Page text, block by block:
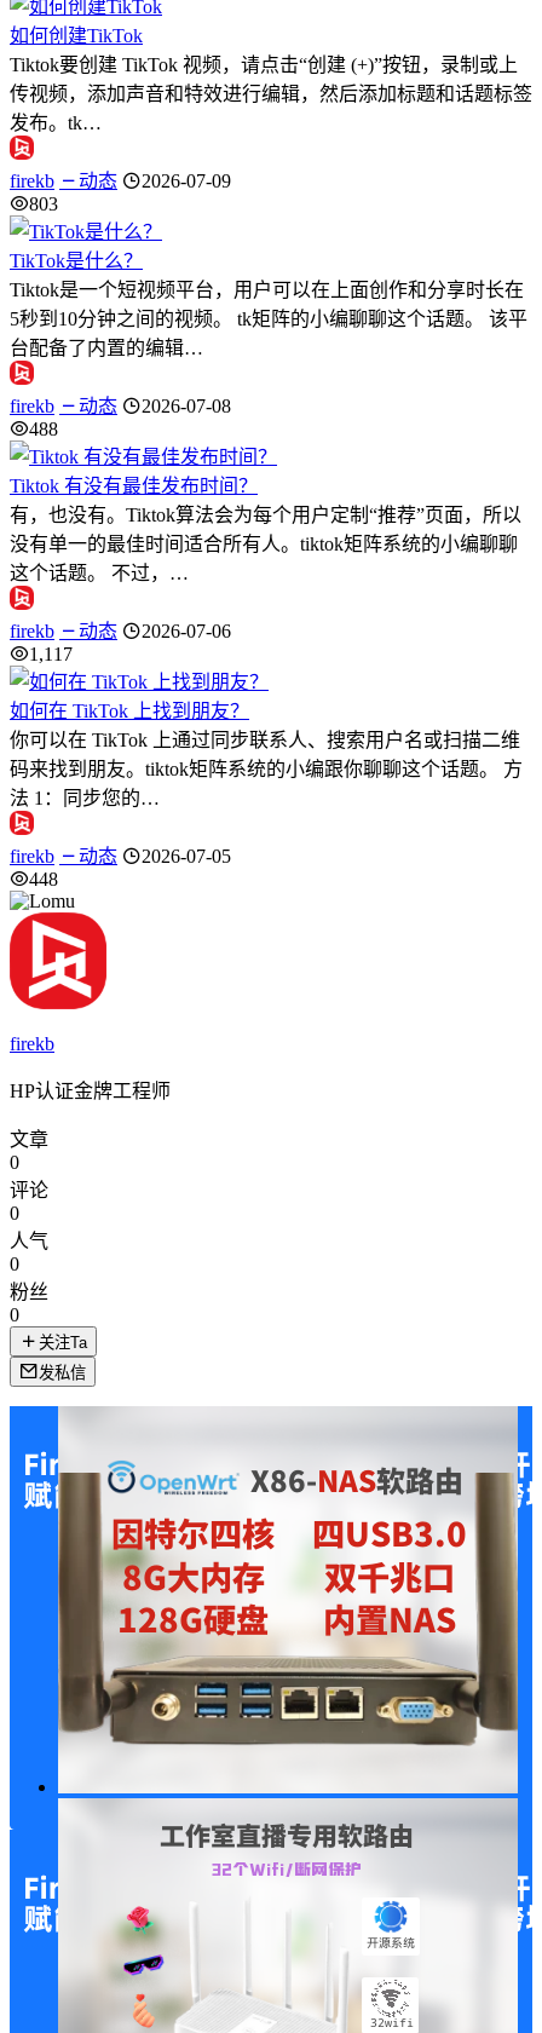
如何创建TikTok
Tiktok要创建 TikTok 视频，请点击“创建 (+)”按钮，录制或上
传视频，添加声音和特效进行编辑，然后添加标题和话题标签
发布。tk…
firekb 动态
2026-07-09
803
TikTok是什么？
Tiktok是一个短视频平台，用户可以在上面创作和分享时长在
5秒到10分钟之间的视频。 tk矩阵的小编聊聊这个话题。 该平
台配备了内置的编辑…
firekb 动态
2026-07-08
488
Tiktok 有没有最佳发布时间？
有，也没有。Tiktok算法会为每个用户定制“推荐”页面，所以
没有单一的最佳时间适合所有人。tiktok矩阵系统的小编聊聊
这个话题。 不过，…
firekb 动态
2026-07-06
1,117
如何在 TikTok 上找到朋友？
你可以在 TikTok 上通过同步联系人、搜索用户名或扫描二维
码来找到朋友。tiktok矩阵系统的小编跟你聊聊这个话题。 方
法 1：同步您的…
firekb 动态
2026-07-05
448
firekb
HP认证金牌工程师
文章
0
评论
0
人气
0
粉丝
0
关注Ta
发私信